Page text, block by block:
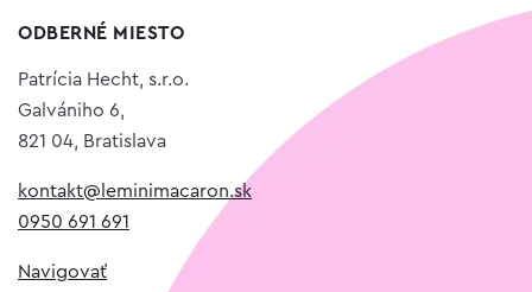
ODBERNÉ MIESTO
Patrícia Hecht, s.r.o.
Galvániho 6,
821 04, Bratislava
kontakt@leminimacaron.sk
0950 691 691
Navigovať